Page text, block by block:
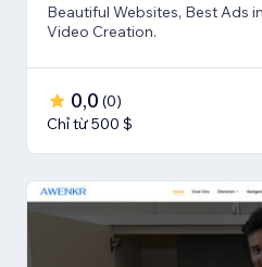
Beautiful Websites, Best Ads
Video Creation.
0,0 (0)
Chỉ từ 500 $